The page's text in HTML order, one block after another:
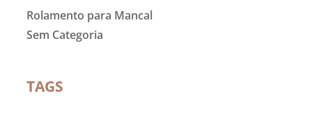
Rolamento para Mancal
Sem Categoria
TAGS